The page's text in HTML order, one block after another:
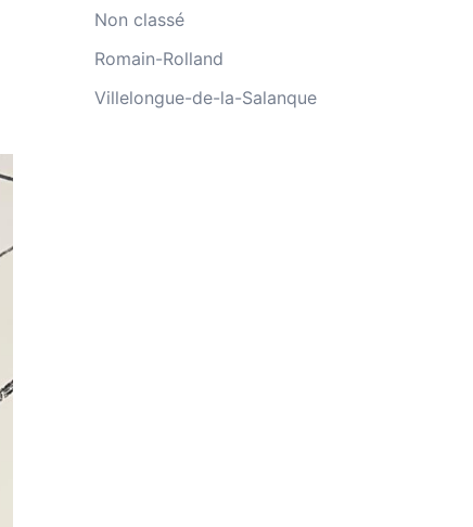
Non classé
Romain-Rolland
Villelongue-de-la-Salanque